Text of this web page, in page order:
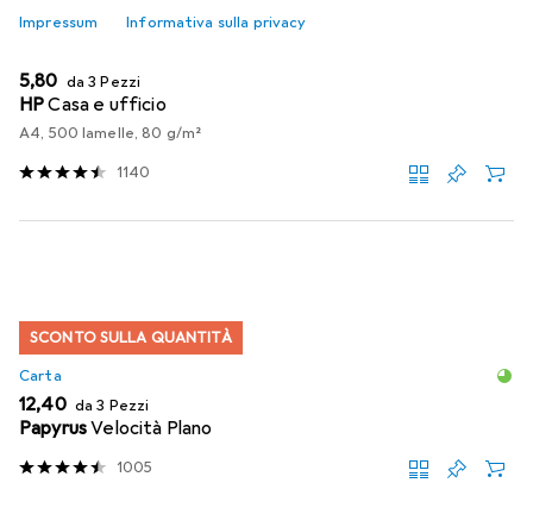
Impressum Informativa sulla privacy
SCONTO SULLA QUANTITÀ
EUR
5,80 da 3 Pezzi
HPCasa e ufficio
A4, 500 lamelle, 80 g/m²
1140
SCONTO SULLA QUANTITÀ
Carta
EUR
12,40 da 3 Pezzi
PapyrusVelocità Plano
1005